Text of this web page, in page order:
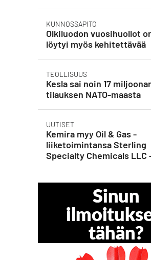
KUNNOSSAPITO
Olkiluodon vuosihuollot
löytyi myös kehitettävää
TEOLLISUUS
Kesla sai noin 17
tilauksen NATO-maasta
UUTISET
Kemira myy Oil & Gas -
liiketoimintansa Sterling
Specialty Chemicals LLC